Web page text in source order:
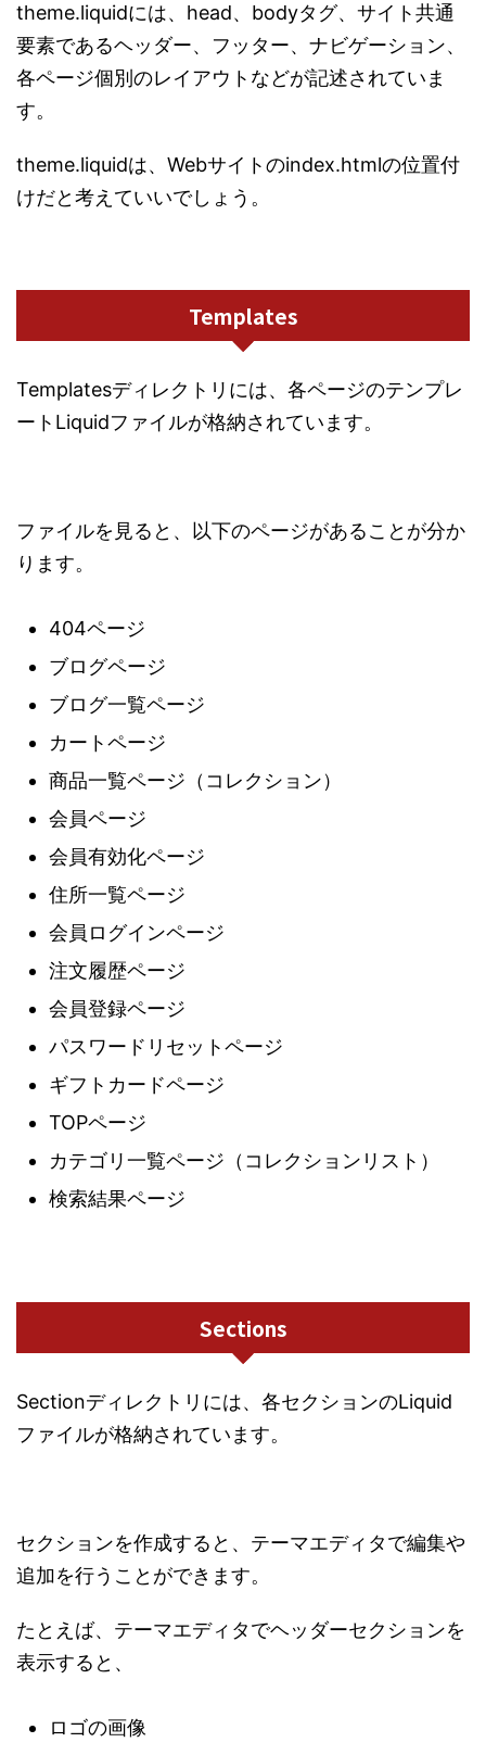
theme.liquidには、head、bodyタグ、サイト共通
要素であるヘッダー、フッター、ナビゲーション、
各ページ個別のレイアウトなどが記述されていま
す。
theme.liquidは、Webサイトのindex.htmlの位置付
けだと考えていいでしょう。
Templates
Templatesディレクトリには、各ページのテンプレ
ートLiquidファイルが格納されています。
ファイルを見ると、以下のページがあることが分か
ります。
404ページ
ブログページ
ブログ一覧ページ
カートページ
商品一覧ページ（コレクション）
会員ページ
会員有効化ページ
住所一覧ページ
会員ログインページ
注文履歴ページ
会員登録ページ
パスワードリセットページ
ギフトカードページ
TOPページ
カテゴリ一覧ページ（コレクションリスト）
検索結果ページ
Sections
Sectionディレクトリには、各セクションのLiquid
ファイルが格納されています。
セクションを作成すると、テーマエディタで編集や
追加を行うことができます。
たとえば、テーマエディタでヘッダーセクションを
表示すると、
ロゴの画像